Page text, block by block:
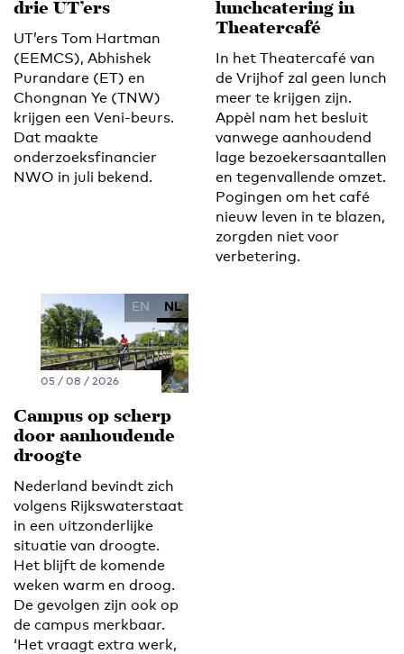
drie UT’ers
UT’ers Tom Hartman
(EEMCS), Abhishek
Purandare (ET) en
Chongnan Ye (TNW)
krijgen een Veni-beurs.
Dat maakte
onderzoeksfinancier
NWO in juli bekend.
lunchcatering in
Theatercafé
In het Theatercafé van
de Vrijhof zal geen lunch
meer te krijgen zijn.
Appèl nam het besluit
vanwege aanhoudend
lage bezoekersaantallen
en tegenvallende omzet.
Pogingen om het café
nieuw leven in te blazen,
zorgden niet voor
verbetering.
EN NL
05 / 08 / 2026
Campus op scherp
door aanhoudende
droogte
Nederland bevindt zich
volgens Rijkswaterstaat
in een uitzonderlijke
situatie van droogte.
Het blijft de komende
weken warm en droog.
De gevolgen zijn ook op
de campus merkbaar.
‘Het vraagt extra werk,